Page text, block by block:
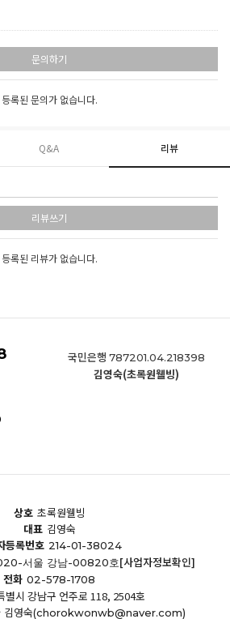
문의하기
등록된 문의가 없습니다.
Q&A 리뷰
리뷰쓰기
등록된 리뷰가 없습니다.
국민은행 787201.04.218398
김영숙(초록원웰빙)
상호 초록원웰빙
대표 김영숙
등록번호 214-01-38024
서울 강남-00820호[사업자정보확인]
전화 02-578-1708
별시 강남구 언주로 118, 2504호
김영숙(chorokwonwb@naver.com)